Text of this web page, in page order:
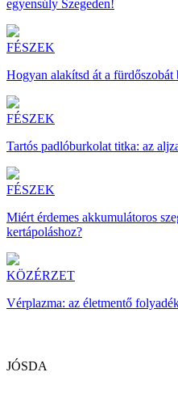
egyensúly Szegeden!
FÉSZEK
Hogyan alakítsd át a fürdőszobát
FÉSZEK
Tartós padlóburkolat titka: az
FÉSZEK
Miért érdemes akkumulátoros
kertápoláshoz?
KÖZÉRZET
Vérplazma: az életmentő
JÓSDA